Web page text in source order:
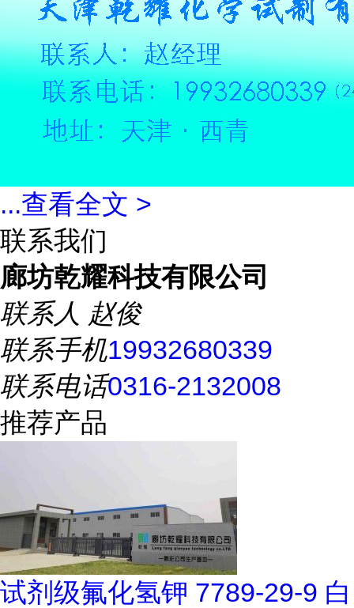
...查看全文 >
联系我们
廊坊乾耀科技有限公司
联系人 赵俊
联系手机19932680339
联系电话0316-2132008
推荐产品
试剂级氟化氢钾 7789-29-9 白